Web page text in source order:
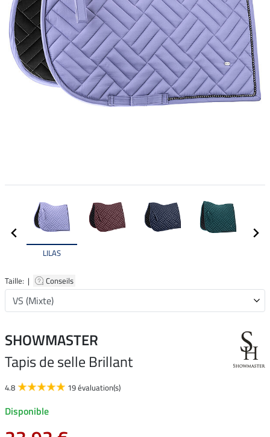
LILAS
Taille: | Conseils
SHOWMASTER
Tapis de selle Brillant
4.8 19 évaluation(s)
Disponible